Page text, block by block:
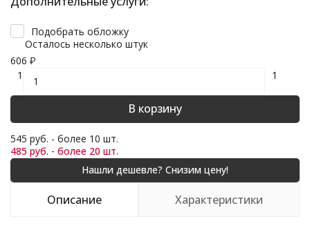
Подобрать обложку
Осталось несколько штук
606 ₽
1
1
В корзину
545 руб. - более 10 шт.
485 руб. - более 20 шт.
Описание Характеристики